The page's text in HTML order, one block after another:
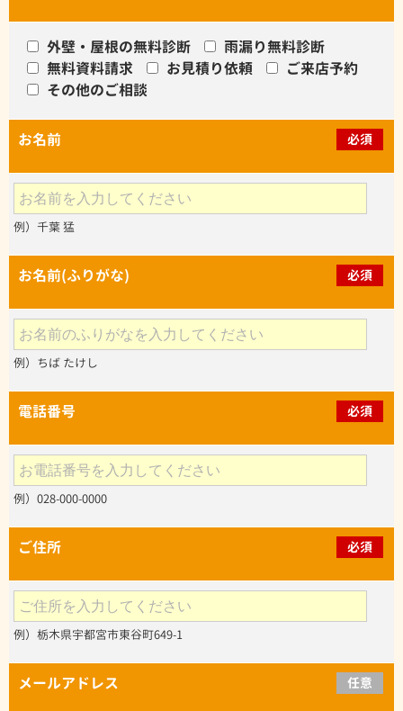
外壁・屋根の無料診断
雨漏り無料診断
無料資料請求
お見積り依頼
ご来店予約
その他のご相談
お名前 必須
例）千葉 猛
お名前(ふりがな) 必須
例）ちば たけし
電話番号 必須
例）028-000-0000
ご住所 必須
例）栃木県宇都宮市東谷町649-1
メールアドレス 任意